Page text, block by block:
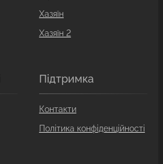
Хазяїн
Хазяїн 2
Підтримка
Контакти
Політика конфіденційності